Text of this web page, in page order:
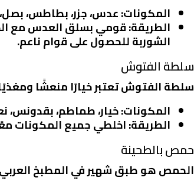
المكونات: عدس، جزر، بطاطس،
الطريقة: قومي بسلق العدس مع
الشوربة للحصول على قوام ناعم.
سلطة الفتوش
سلطة الفتوش تعتبر خيارًا منعشًا
المكونات: خيار، طماطم، بقدونس،
الطريقة: اخلطي جميع المكونات
حمص بالطحينة
الحمص هو طبق شهير في المطبخ العربي،